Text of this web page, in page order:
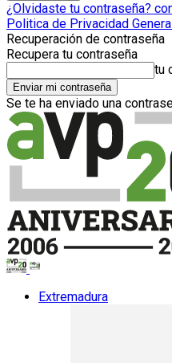
¿Olvidaste tu contraseña?
Politica de Privacidad
Recuperación de contraseña
Recupera tu contraseña
tu
Se te ha enviado una
Extremadura